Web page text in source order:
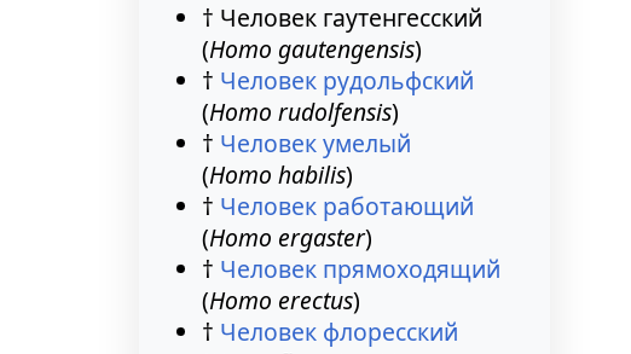
† Человек гаутенгесский
(Homo gautengensis)
† Человек рудольфский
(Homo rudolfensis)
† Человек умелый
(Homo habilis)
† Человек работающий
(Homo ergaster)
† Человек прямоходящий
(Homo erectus)
† Человек флоресский